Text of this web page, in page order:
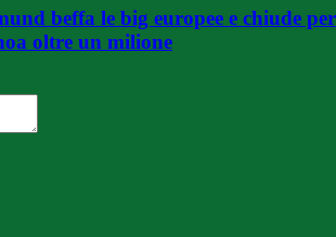
beffa le big europee e chiude per
oltre un milione